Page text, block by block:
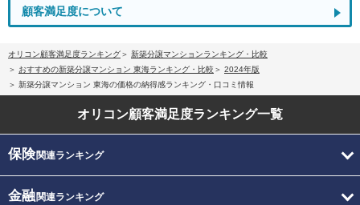
顧客満足度について
オリコン顧客満足度ランキング
新築分譲マンションランキング・比較
おすすめの新築分譲マンション 東海ランキング・比較
2024年版
新築分譲マンション 東海の価格の納得感ランキング・口コミ情報
オリコン顧客満足度ランキング一覧
保険関連ランキング
金融関連ランキング